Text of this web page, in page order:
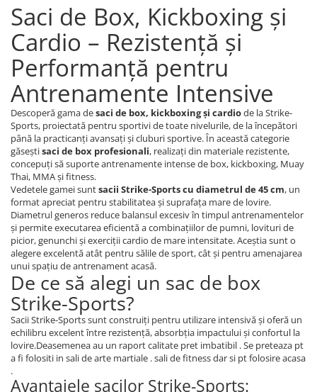
Saci de Box, Kickboxing și
Cardio – Rezistență și
Performanță pentru
Antrenamente Intensive
Descoperă gama desaci de box, kickboxing și cardiode la Strike-
Sports, proiectată pentru sportivi de toate nivelurile, de la începători
până la practicanți avansați și cluburi sportive. În această categorie
găseștisaci de box profesionali, realizați din materiale rezistente,
concepuți să suporte antrenamente intense de box, kickboxing, Muay
Thai, MMA și fitness.
Vedetele gamei suntsacii Strike-Sports cu diametrul de 45 cm, un
format apreciat pentru stabilitatea și suprafața mare de lovire.
Diametrul generos reduce balansul excesiv în timpul antrenamentelor
și permite executarea eficientă a combinațiilor de pumni, lovituri de
picior, genunchi și exerciții cardio de mare intensitate. Aceștia sunt o
alegere excelentă atât pentru sălile de sport, cât și pentru amenajarea
unui spațiu de antrenament acasă.
De ce să alegi un sac de box
Strike-Sports?
Sacii Strike-Sports sunt construiți pentru utilizare intensivă și oferă un
echilibru excelent între rezistență, absorbția impactului și confortul la
lovire.Deasemenea au un raport calitate pret imbatibil . Se preteaza pt
a fi folositi in sali de arte martiale . sali de fitness dar si pt folosire acasa
.
Avantajele sacilor Strike-Sports: